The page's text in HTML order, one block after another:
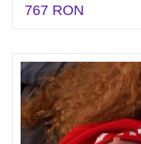
767 RON